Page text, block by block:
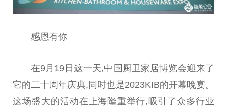
感恩有你
在9月19日这一天,中国 厨卫家居博览会迎来了
它的二十周年庆典,同时也是2023KIB的开幕晚宴。
这场盛大的活动在上海隆重举行,吸引了众多行业